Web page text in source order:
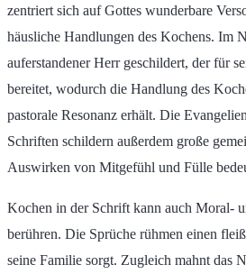
zentriert sich auf Gottes wunderbare
häusliche Handlungen des Kochens. Im
auferstandener Herr geschildert, der für
bereitet, wodurch die Handlung des
pastorale Resonanz erhält. Die
Schriften schildern außerdem große
Auswirken von Mitgefühl und Fülle
Kochen in der Schrift kann auch Moral-
berühren. Die Sprüche rühmen einen
seine Familie sorgt. Zugleich mahnt das